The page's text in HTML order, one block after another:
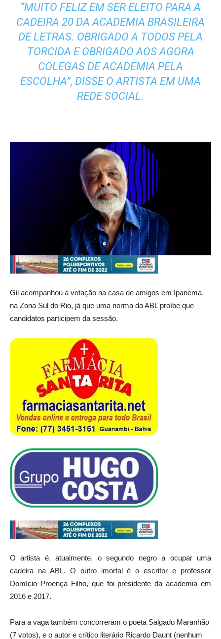
“MUITO FELIZ EM SER ELEITO PARA A
CADEIRA 20 DA ACADEMIA BRASILEIRA
DE LETRAS. OBRIGADO A TODOS PELA
TORCIDA E OBRIGADO AOS AGORA
COLEGAS DE ACADEMIA PELA
ESCOLHA”, DISSE O ARTISTA EM UMA
REDE SOCIAL.
Gil acompanhou a votação na casa de amigos em Ipanema,
na Zona Sul do Rio, já que uma norma da ABL proíbe que
candidatos participem da sessão.
O artista é, atualmente, o segundo negro a ocupar uma
cadeira na ABL. O outro imortal é o escritor e professor
Domício Proença Filho, que foi presidente da academia em
2016 e 2017.
Para a vaga também concorreram o poeta Salgado Maranhão
(7 votos), e o autor e crítico literário Ricardo Daunt (nenhum